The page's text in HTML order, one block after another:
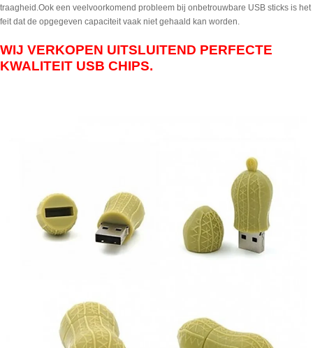
traagheid.Ook een veelvoorkomend probleem bij onbetrouwbare USB sticks is het
feit dat de opgegeven capaciteit vaak niet gehaald kan worden.
WIJ VERKOPEN UITSLUITEND PERFECTE
KWALITEIT USB CHIPS.